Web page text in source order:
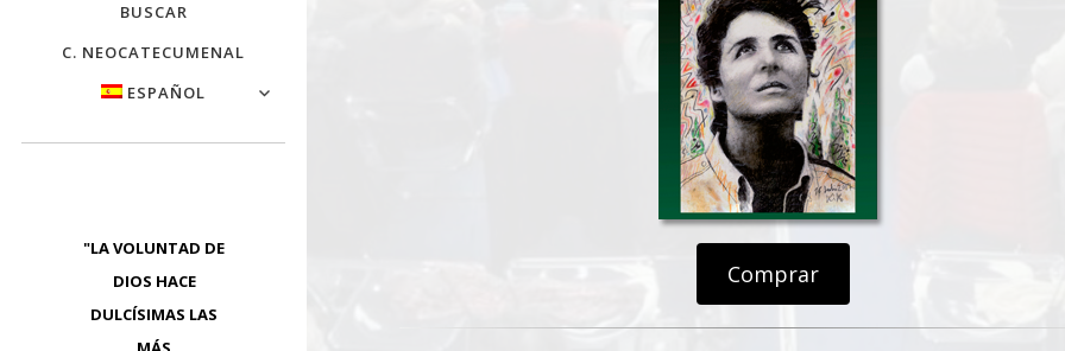
BUSCAR
C. NEOCATECUMENAL
ESPAÑOL
"LA VOLUNTAD DE
DIOS HACE
DULCÍSIMAS LAS
Comprar